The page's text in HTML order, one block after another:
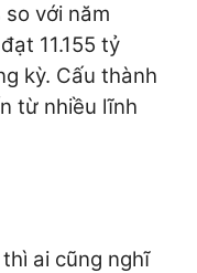
với năm
11.155 tỷ
kỳ. Cấu thành
từ nhiều lĩnh
ai cũng nghĩ